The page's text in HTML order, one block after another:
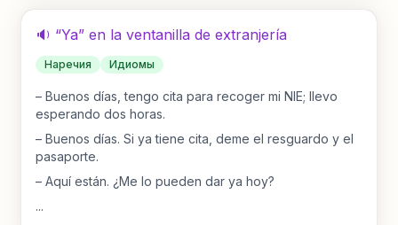
🔉 “Ya” en la ventanilla de extranjería
Наречия Идиомы
– Buenos días, tengo cita para recoger mi NIE; llevo
esperando dos horas.
– Buenos días. Si ya tiene cita, deme el resguardo y el
pasaporte.
– Aquí están. ¿Me lo pueden dar ya hoy?
...